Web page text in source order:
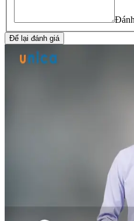
Để lại đánh giá